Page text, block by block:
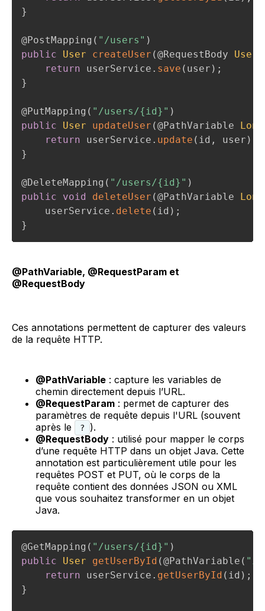
}
@PostMapping ( "/users" )
public
User createUser (@RequestBody User
return userService . save ( user ) ;
}
@PutMapping ( "/users/{id}" )
public
User updateUser (@PathVariable Long
return userService . update ( id , user )
}
@DeleteMapping ( "/users/{id}" )
public
void deleteUser (@PathVariable Long
    userService
. delete ( id ) ;
}
@PathVariable, @RequestParam et
@RequestBody
Ces annotations permettent de capturer des valeurs
de la requête HTTP.
@PathVariable : capture les variables de
chemin directement depuis l’URL.
@RequestParam : permet de capturer des
paramètres de requête depuis l'URL (souvent
après le
?
).
@RequestBody : utilisé pour mapper le corps
d’une requête HTTP dans un objet Java. Cette
annotation est particulièrement utile pour les
requêtes POST et PUT, où le corps de la
requête contient des données JSON ou XML
que vous souhaitez transformer en un objet
Java.
@GetMapping ( "/users/{id}" )
public
User getUserById (@PathVariable (
return userService . getUserById ( id ) ;
}